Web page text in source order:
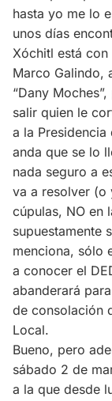
hasta yo me lo
unos días
Xóchitl está
Marco Galindo,
“Dany
salir quien le
a la
anda que se lo
nada seguro a
va a resolver (o
cúpulas, NO en
supuestamente
menciona, sólo
a conocer el
abanderará
de consolación
Local.
Bueno, pero
sábado 2 de
a la que desde